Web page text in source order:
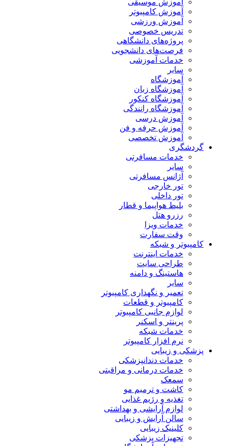
آموزش موسیقی
آموزش کامپیوتر
آموزش ورزشی
تدریس خصوصی
پروژه‌های دانشگاهی
فرصت‌های دانشجویی
خدمات آموزشی
سایر
آموزشگاه
آموزشگاه زبان
آموزشگاه کنکور
آموزشگاه رانندگی
آموزش درسی
آموزش حرفه و فن
آموزش تخصصی
گردشگری
خدمات مسافرتی
سایر
آژانس مسافرتی
تور خارجی
تور داخلی
بلیط هواپیما و قطار
رزرو هتل
خدمات ویزا
وقت سفارت
کامپیوتر و شبکه
خدمات اینترنت
طراحی سایت
هاستینگ و دامنه
سایر
تعمیر و نگهداری کامپیوتر
کامپیوتر و قطعات
لوازم جانبی کامپیوتر
پرینتر و اسکنر
خدمات شبکه
نرم افزار کامپیوتر
پزشکی و زیبایی
خدمات دندانپزشکی
خدمات درمانی و مراقبتی
سمعک
کاشت و ترمیم مو
تغذیه و رژیم غذایی
لوازم آرایشی و بهداشتی
سالن آرایش و زیبایی
کلینیک زیبایی
تجهیزات پزشکی